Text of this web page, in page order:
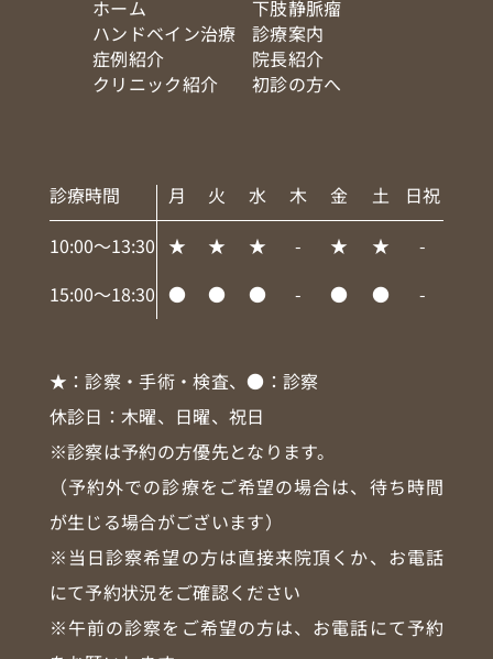
ホーム
下肢静脈瘤
ハンドベイン治療
診療案内
症例紹介
院長紹介
クリニック紹介
初診の方へ
診療時間 月 火 水 木 金 土
日祝
10:00～13:30 ★ ★ ★ - ★ ★
-
15:00～18:30 ● ● ● - ● ● -
★ ：診察・手術・検査、● ：診察
休診日：木曜、日曜、祝日
※診察は予約の方優先となります。
（予約外での診療をご希望の場合は、待ち時間
が生じる場合がございます）
※当日診察希望の方は直接来院頂くか、お電話
にて予約状況をご確認ください
※午前の診察をご希望の方は、お電話にて予約